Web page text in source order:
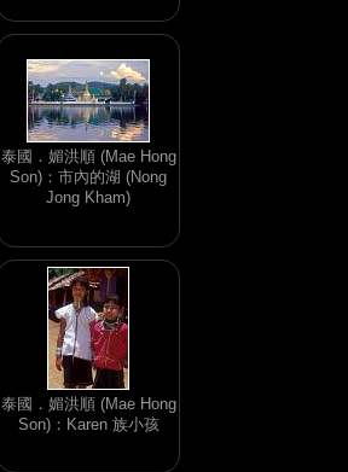
泰國．媚洪順 (Mae Hong
Son)：市內的湖 (Nong
Jong Kham)
泰國．媚洪順 (Mae Hong
Son)：Karen 族小孩